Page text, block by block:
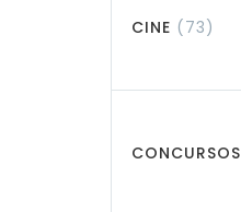
CINE (73)
CONCURSOS